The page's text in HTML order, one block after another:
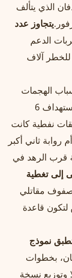
الذي يتألف
يتجاوز عدد
الدعم
آلاف
الهجمات
الجوية، حيث ترى بعضها أنها تركز على استهداف 6
نفطية كانت
ثاني أكبر
قرب الرهد في
إلى تغطية
مقاتلي
لتكون قاعدة
نموذج
بخطوات
وتوزيع نسخة